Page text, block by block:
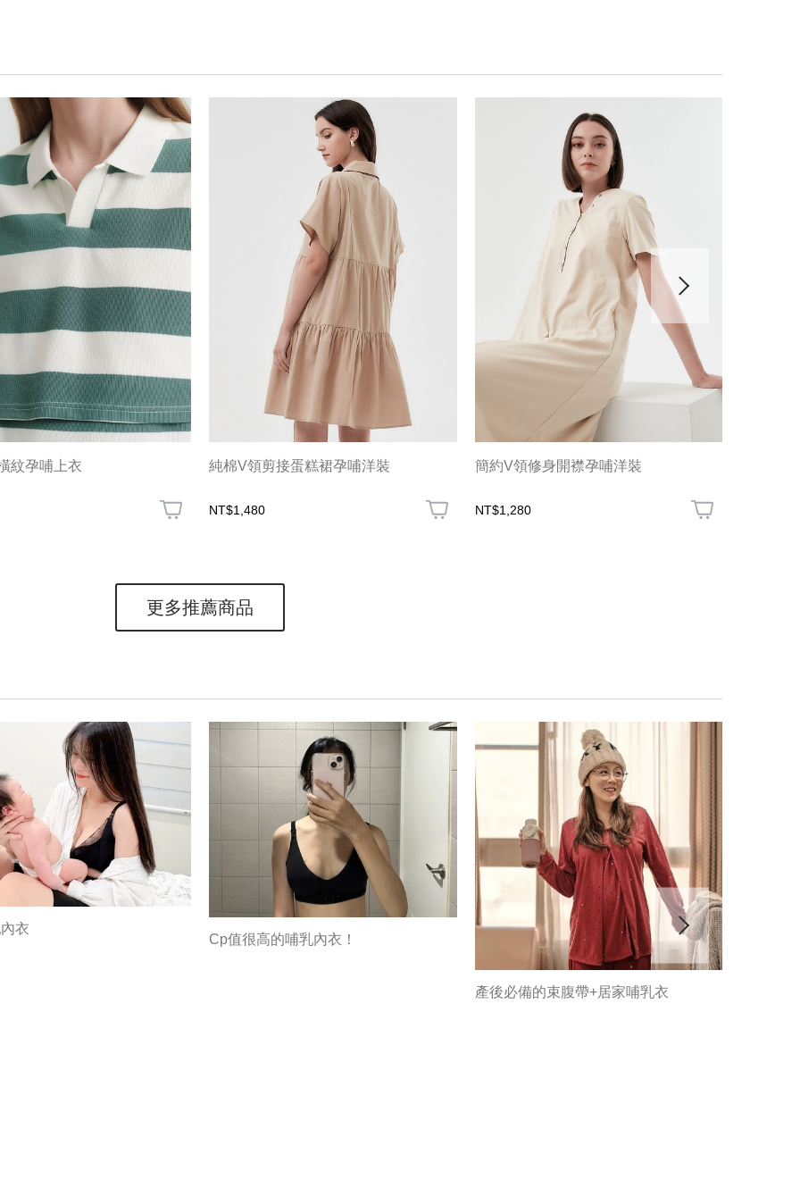
紋孕哺上衣 純棉V領剪接蛋糕裙孕哺洋裝
NT$1,480
簡約V領修身開襟孕哺洋裝
NT$1,280
更多推薦商品
衣
Cp值很高的哺乳內衣！
產後必備的束腹帶+居家哺乳衣